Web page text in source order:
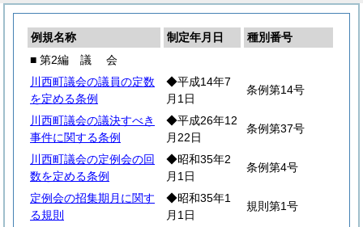
例規名称 制定年月日
種別番号
■ 第2編 議 会
川西町議会の議員の定数
を定める条例
◆平成14年7
月1日
条例第14号
川西町議会の議決すべき
事件に関する条例
◆平成26年12
月22日
条例第37号
川西町議会の定例会の回
数を定める条例
◆昭和35年2
月1日
条例第4号
定例会の招集期月に関す
る規則
◆昭和35年1
月1日
規則第1号